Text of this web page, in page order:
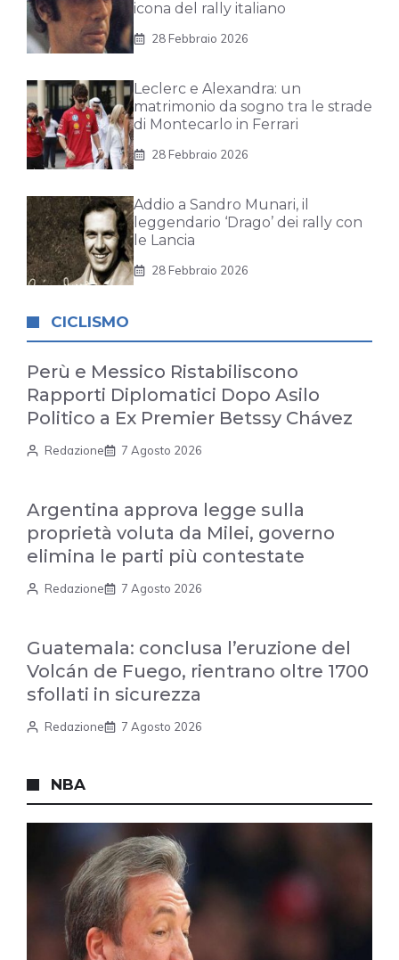
icona del rally italiano
28 Febbraio 2026
Leclerc e Alexandra: un
matrimonio da sogno tra le strade
di Montecarlo in Ferrari
28 Febbraio 2026
Addio a Sandro Munari, il
leggendario ‘Drago’ dei rally con
le Lancia
28 Febbraio 2026
CICLISMO
Perù e Messico Ristabiliscono
Rapporti Diplomatici Dopo Asilo
Politico a Ex Premier Betssy Chávez
Redazione 7 Agosto 2026
Argentina approva legge sulla
proprietà voluta da Milei, governo
elimina le parti più contestate
Redazione 7 Agosto 2026
Guatemala: conclusa l’eruzione del
Volcán de Fuego, rientrano oltre 1700
sfollati in sicurezza
Redazione 7 Agosto 2026
NBA